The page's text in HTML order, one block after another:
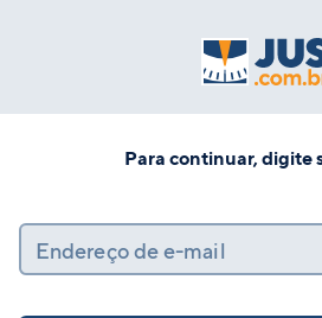
Para continuar, digite
Endereço de e-mail